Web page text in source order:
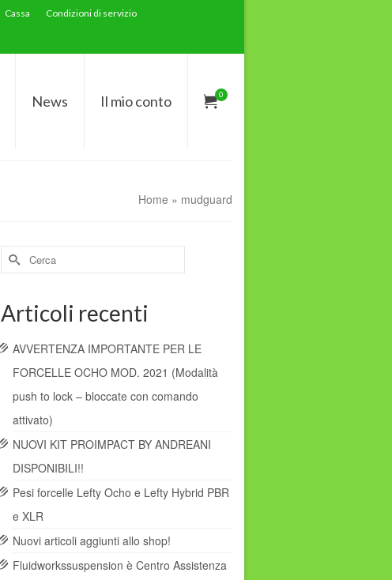
Cassa Condizioni di servizio
News Il mio conto 0
Home » mudguard
Cerca
per:
Articoli recenti
AVVERTENZA IMPORTANTE PER LE
FORCELLE OCHO MOD. 2021 (Modalità
push to lock – bloccate con comando
attivato)
NUOVI KIT PROIMPACT BY ANDREANI
DISPONIBILI!!
Pesi forcelle Lefty Ocho e Lefty Hybrid PBR
e XLR
Nuovi articoli aggiunti allo shop!
Fluidworkssuspension è Centro Assistenza